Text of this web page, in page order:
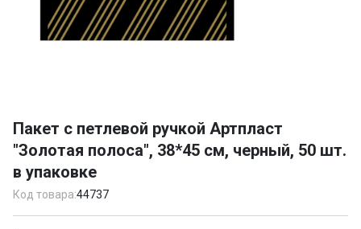
of
1
Пакет с петлевой ручкой Артпласт
"Золотая полоса", 38*45 см, черный, 50 шт.
в упаковке
Код товара:44737